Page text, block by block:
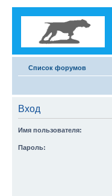
Список форумов
Вход
Имя пользователя:
Пароль: